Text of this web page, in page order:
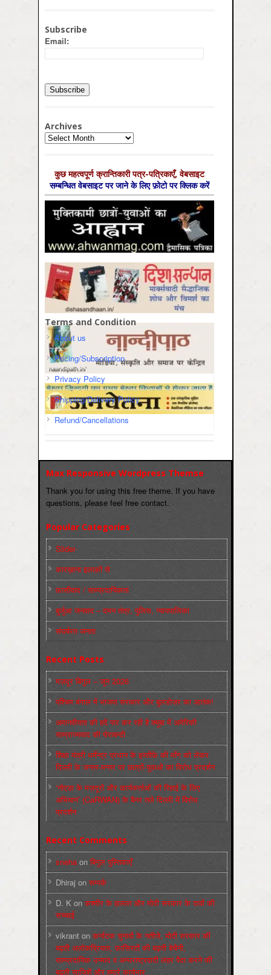
Subscribe
Email:
Archives
Archives
कुछ महत्‍वपूर्ण क्रान्तिकारी पत्र-पत्रिकाएँ, वेबसाइट
सम्‍बन्धित वेबसाइट पर जाने के लिए फ़ोटो पर क्लिक करें
Terms and Condition
About us
Pricing/Subscription
Privacy Policy
Shipping/Delivery Policy
Refund/Cancellations
Max Responsive Wordpress Themse
Thank you for using this free theme. If you have
questions, please feel free contact.
Popular Categories
Slider
कारख़ाना इलाक़ों से
फ़ासीवाद / साम्‍प्रदायिकता
बुर्जुआ जनवाद – दमन तंत्र, पुलिस, न्‍यायपालिका
संघर्षरत जनता
Recent Posts
मज़दूर बिगुल – जून 2026
पश्चिम बंगाल में भाजपा सरकार और बुलडोज़र का आतंक!
अमानवीयता की हदें पार कर रही है क्यूबा में अमेरिकी
साम्राज्यवाद की घेराबन्दी
शिक्षा मंत्री धर्मेन्द्र प्रधान के इस्तीफ़े की माँग को लेकर
दिल्ली के जन्तर-मन्तर पर छात्रों-युवाओं का विरोध प्रदर्शन
‘नोएडा के मज़दूरों और कार्यकर्ताओं की रिहाई के लिए
अभियान’ (CaRWAN) के बैनर तले दिल्ली में विरोध
प्रदर्शन
Recent Comments
sneha on बिगुल पुस्तिकाएँ
Dhiraj on सम्पर्क
D. K on कश्मीर के हालात और मोदी सरकार के दावों की
सच्चाई
vikrant onकर्नाटक चुनावों के नतीजे, मोदी सरकार की
बढ़ती अलोकप्रियता, फ़ासिस्टों की बढ़ती बेचैनी,
साम्प्रदायिक उन्माद व अन्धराष्ट्रवादी लहर पैदा करने की
बढ़ती साज़िशें और हमारे कार्यभार